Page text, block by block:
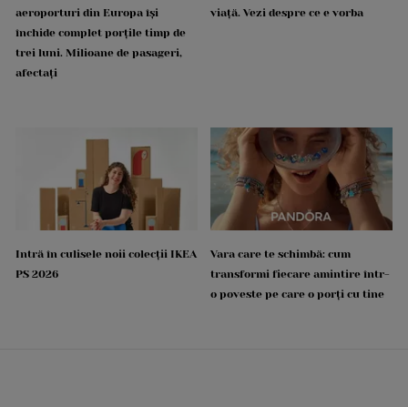
aeroporturi din Europa își
închide complet porțile timp de
trei luni. Milioane de pasageri,
afectați
viață. Vezi despre ce e vorba
Intră în culisele noii colecții IKEA
PS 2026
Vara care te schimbă: cum
transformi fiecare amintire într-
o poveste pe care o porți cu tine